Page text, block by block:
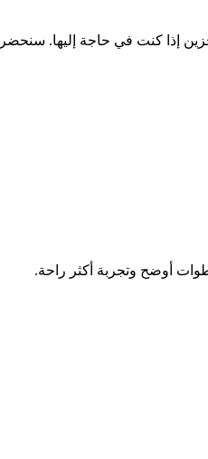
إذا كنت في حاجة إليها.
أوضح وتجربة أكثر راحة.